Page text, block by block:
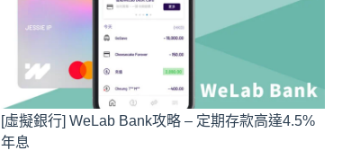
[虛擬銀行] WeLab Bank攻略 – 定期存款高達4.5%
年息